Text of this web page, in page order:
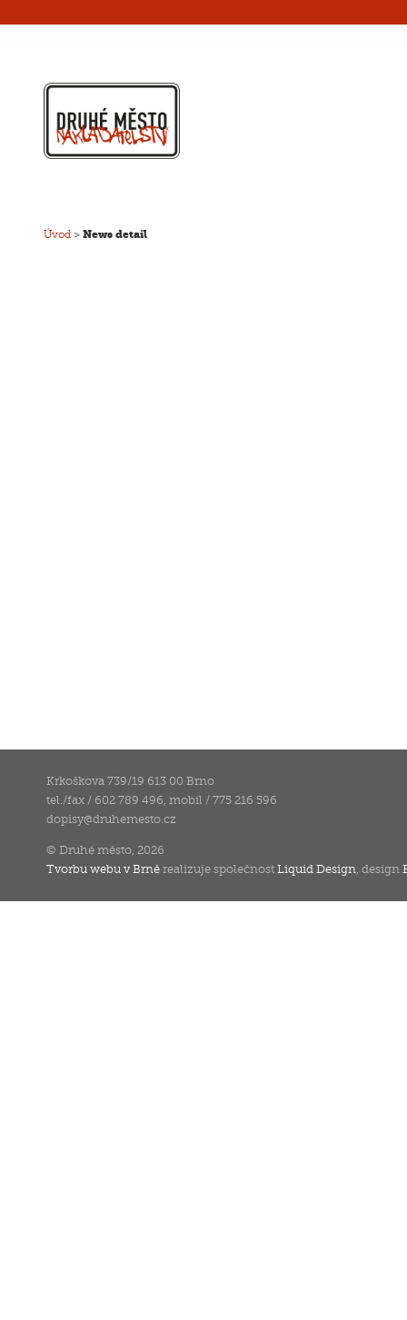
Úvod > News detail
Krkoškova 739/19 613 00 Brno
tel./fax / 602 789 496, mobil / 775 216 596
dopisy@druhemesto.cz
© Druhé město, 2026
Tvorbu webu v Brně realizuje společnostLiquid Design , design